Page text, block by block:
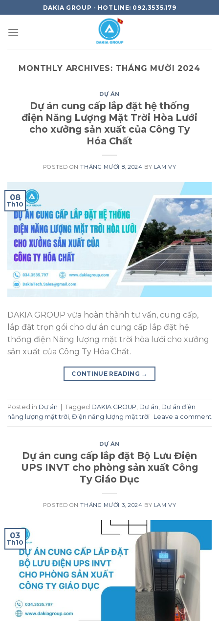
to
content
DAKIA GROUP - HOTLINE: 092.3535.179
MONTHLY ARCHIVES: THÁNG MƯỜI 2024
DỰ ÁN
Dự án cung cấp lắp đặt hệ thống
điện Năng Lượng Mặt Trời Hòa Lưới
cho xưởng sản xuất của Công Ty
Hóa Chất
POSTED ONTHÁNG MƯỜI 8, 2024 BY LAM VY
08
Th10
DAKIA GROUP vừa hoàn thành tư vấn, cung cấp,
lắp đặt trọn gói cho dự án cung cấp lắp đặt hệ
thống điện Năng lượng mặt trời hòa lưới cho xưởng
sản xuất của Công Ty Hóa Chất.
CONTINUE READING →
Posted in Dự án Tagged DAKIA GROUP, Dự án, Dự án điện
năng lượng mặt trời, Điện năng lượng mặt trời Leave a comment
DỰ ÁN
Dự án cung cấp lắp đặt Bộ Lưu Điện
UPS INVT cho phòng sản xuất Công
Ty Giáo Dục
POSTED ONTHÁNG MƯỜI 3, 2024 BY LAM VY
03
Th10